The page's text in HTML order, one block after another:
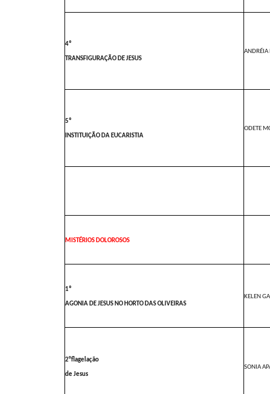
4º
TRANSFIGURAÇÃO DE JESUS
ANDRÉIA
5º
INSTITUIÇÃO DA EUCARISTIA
ODETE
MISTÉRIOS DOLOROSOS
1º
AGONIA DE JESUS NO HORTO DAS OLIVEIRAS
KELEN
2°flagelação
de Jesus
SONIA